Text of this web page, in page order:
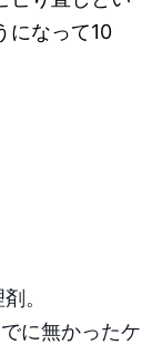
になって10
。
に無かったケ